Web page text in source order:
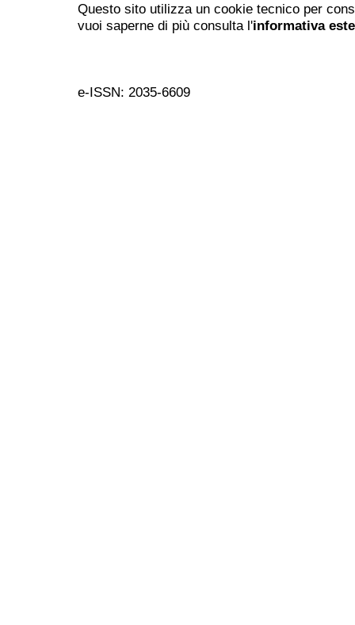
Questo sito utilizza un cookie tecnico per
vuoi saperne di più consulta l'informativa
e-ISSN: 2035-6609